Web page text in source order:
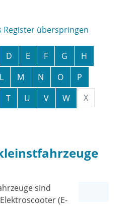
Register überspringen
D E F G
H
L M N O
P
T U V W
X
sind
(E-